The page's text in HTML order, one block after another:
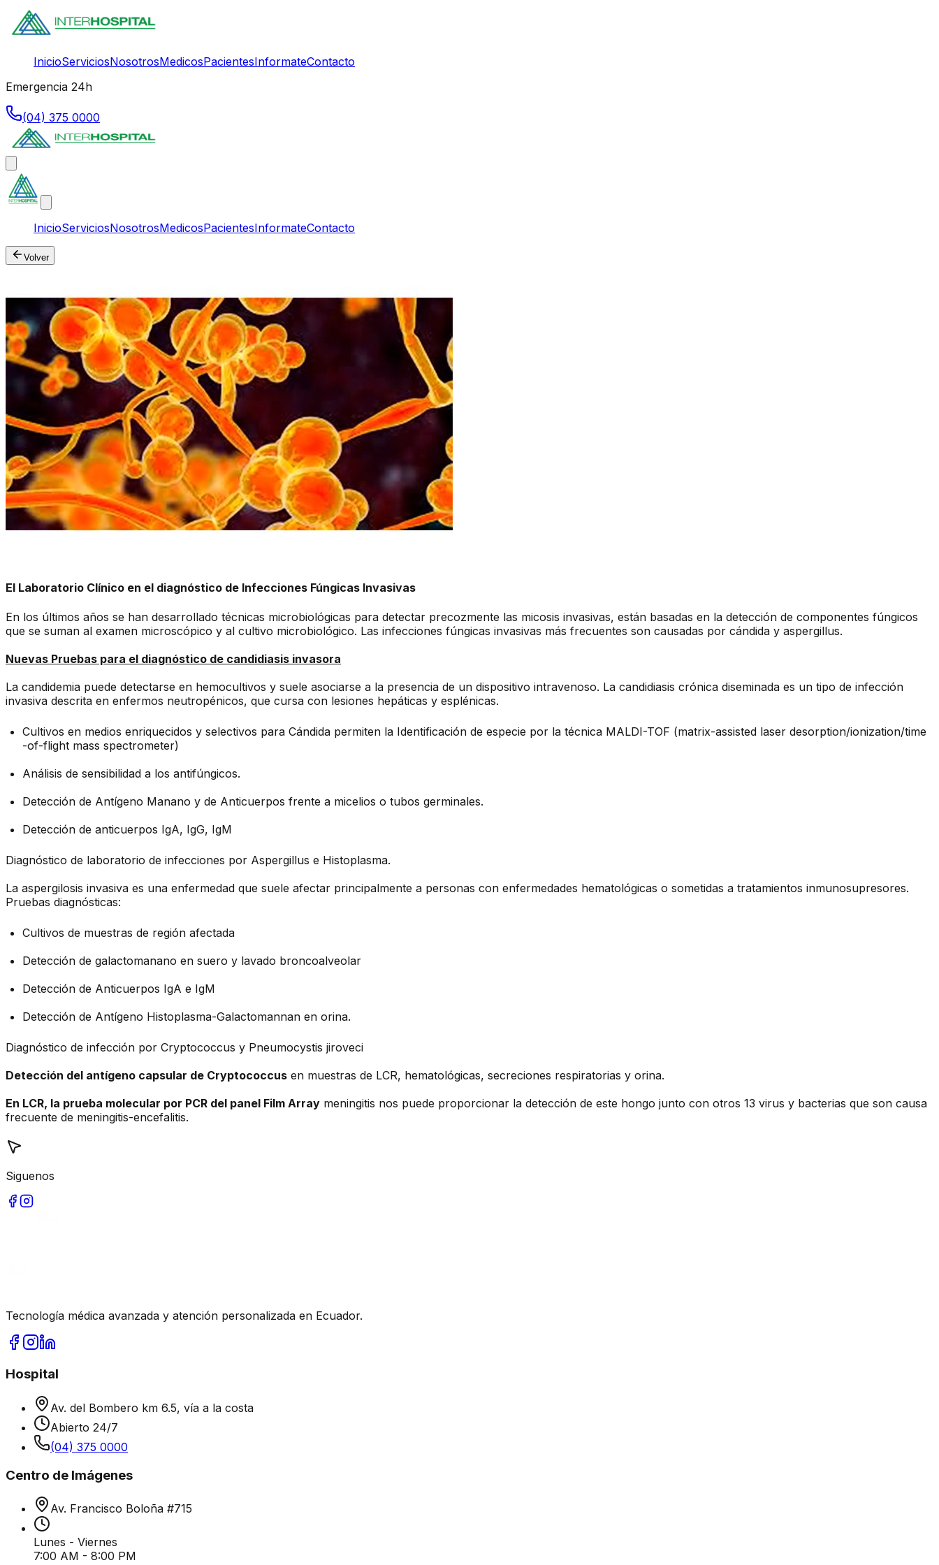
InicioServiciosNosotrosMedicosPacientesInformateContacto
Emergencia 24h
(04) 375 0000
InicioServiciosNosotrosMedicosPacientesInformateContacto
Volver
El Laboratorio Clínico en el diagnóstico de Infecciones Fúngicas Invasivas
En los últimos años se han desarrollado técnicas microbiológicas para detectar precozmente las micosis invasivas, están basadas en la detección de componentes fúngicos
que se suman al examen microscópico y al cultivo microbiológico. Las infecciones fúngicas invasivas más frecuentes son causadas por cándida y aspergillus.
Nuevas Pruebas para el diagnóstico de candidiasis invasora
La candidemia puede detectarse en hemocultivos y suele asociarse a la presencia de un dispositivo intravenoso. La candidiasis crónica diseminada es un tipo de infección
invasiva descrita en enfermos neutropénicos, que cursa con lesiones hepáticas y esplénicas.
Cultivos en medios enriquecidos y selectivos para Cándida permiten la Identificación de especie por la técnica MALDI-TOF (matrix-assisted laser desorption/ionization/time
-of-flight mass spectrometer)
Análisis de sensibilidad a los antifúngicos.
Detección de Antígeno Manano y de Anticuerpos frente a micelios o tubos germinales.
Detección de anticuerpos IgA, IgG, IgM
Diagnóstico de laboratorio de infecciones por Aspergillus e Histoplasma.
La aspergilosis invasiva es una enfermedad que suele afectar principalmente a personas con enfermedades hematológicas o sometidas a tratamientos inmunosupresores.
Pruebas diagnósticas:
Cultivos de muestras de región afectada
Detección de galactomanano en suero y lavado broncoalveolar
Detección de Anticuerpos IgA e IgM
Detección de Antígeno Histoplasma-Galactomannan en orina.
Diagnóstico de infección por Cryptococcus y Pneumocystis jiroveci
Detección del antígeno capsular de Cryptococcus en muestras de LCR, hematológicas, secreciones respiratorias y orina.
En LCR, la prueba molecular por PCR del panel Film Array meningitis nos puede proporcionar la detección de este hongo junto con otros 13 virus y bacterias que son causa
frecuente de meningitis-encefalitis.
Siguenos
Tecnología médica avanzada y atención personalizada en Ecuador.
Hospital
Av. del Bombero km 6.5, vía a la costa
Abierto 24/7
(04) 375 0000
Centro de Imágenes
Av. Francisco Boloña #715
Lunes - Viernes
7:00 AM - 8:00 PM